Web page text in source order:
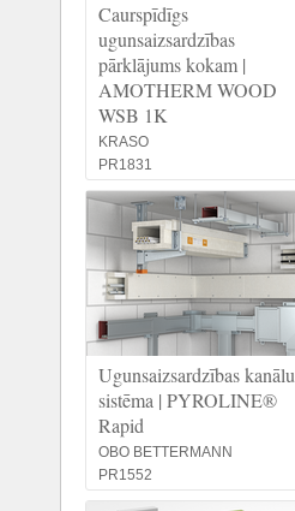
Caurspīdīgs
ugunsaizsardzības
pārklājums kokam |
AMOTHERM WOOD
WSB 1K
KRASO
PR1831
Ugunsaizsardzības kanālu
sistēma | PYROLINE®
Rapid
OBO BETTERMANN
PR1552